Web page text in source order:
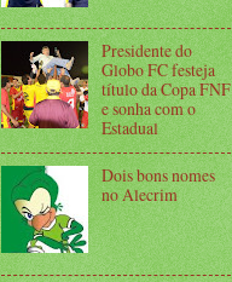
Presidente do
Globo FC festeja
título da Copa FNF
e sonha com o
Estadual
Dois bons nomes
no Alecrim